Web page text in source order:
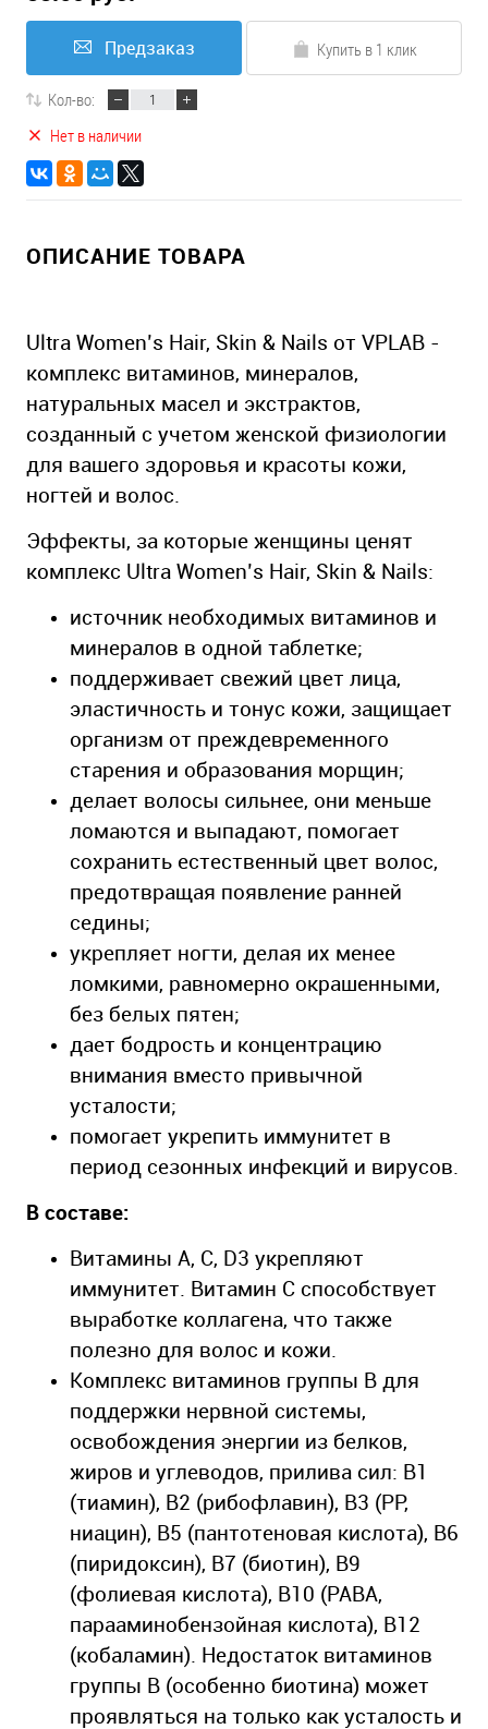
Предзаказ Купить в 1 клик
Кол-во:
Нет в наличии
ОПИСАНИЕ ТОВАРА
Ultra Women’s Hair, Skin & Nails от VPLAB -
комплекс витаминов, минералов,
натуральных масел и экстрактов,
созданный с учетом женской физиологии
для вашего здоровья и красоты кожи,
ногтей и волос.
Эффекты, за которые женщины ценят
комплекс Ultra Women’s Hair, Skin & Nails:
источник необходимых витаминов и
минералов в одной таблетке;
поддерживает свежий цвет лица,
эластичность и тонус кожи, защищает
организм от преждевременного
старения и образования морщин;
делает волосы сильнее, они меньше
ломаются и выпадают, помогает
сохранить естественный цвет волос,
предотвращая появление ранней
седины;
укрепляет ногти, делая их менее
ломкими, равномерно окрашенными,
без белых пятен;
дает бодрость и концентрацию
внимания вместо привычной
усталости;
помогает укрепить иммунитет в
период сезонных инфекций и вирусов.
В составе:
Витамины А, С, D3 укрепляют
иммунитет. Витамин С способствует
выработке коллагена, что также
полезно для волос и кожи.
Комплекс витаминов группы В для
поддержки нервной системы,
освобождения энергии из белков,
жиров и углеводов, прилива сил: В1
(тиамин), В2 (рибофлавин), В3 (РР,
ниацин), В5 (пантотеновая кислота), В6
(пиридоксин), В7 (биотин), В9
(фолиевая кислота), В10 (PABA,
парааминобензойная кислота), В12
(кобаламин). Недостаток витаминов
группы В (особенно биотина) может
проявляться на только как усталость и